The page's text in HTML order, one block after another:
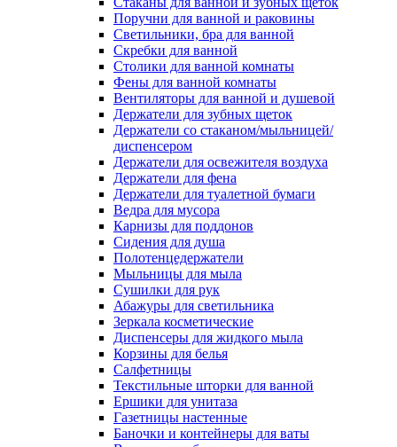
Поручни для ванной и раковины
Светильники, бра для ванной
Скребки для ванной
Столики для ванной комнаты
Фены для ванной комнаты
Вентиляторы для ванной и душевой
Держатели для зубных щеток
Держатели со стаканом/мыльницей/
диспенсером
Держатели для освежителя воздуха
Держатели для фена
Держатели для туалетной бумаги
Ведра для мусора
Карнизы для поддонов
Сидения для душа
Полотенцедержатели
Мыльницы для мыла
Сушилки для рук
Абажуры для светильника
Зеркала косметические
Диспенсеры для жидкого мыла
Корзины для белья
Салфетницы
Текстильные шторки для ванной
Ершики для унитаза
Газетницы настенные
Баночки и контейнеры для ваты